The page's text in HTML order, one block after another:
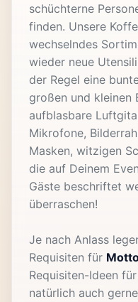
schüchterne
finden. Unsere
wechselndes
wieder neue
der Regel eine
großen und kleinen
aufblasbare
Mikrofone,
Masken, witzigen
die auf Deinem
Gäste beschriftet
überraschen!
Je nach Anlass
Requisiten für
Requisiten-Ideen
natürlich auch